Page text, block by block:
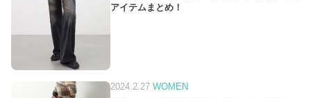
アイテムまとめ！
2024.2.27 WOMEN